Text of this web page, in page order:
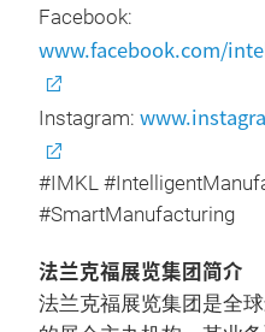
Facebook:
www.facebook.com/
Instagram:
#IMKL
#SmartManufacturing
法兰克福展览集团简介
法兰克福展览集团是全